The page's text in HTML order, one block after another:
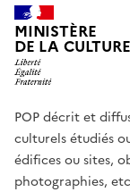
MINISTÈRE
DE LA CULTURE
POP décrit et
culturels étudiés
édifices ou sites,
photographies,